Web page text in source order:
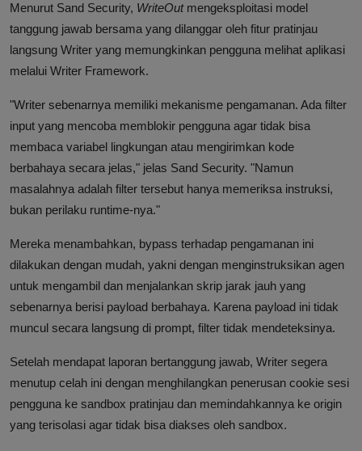
Menurut Sand Security, WriteOutmengeksploitasi model
tanggung jawab bersama yang dilanggar oleh fitur pratinjau
langsung Writer yang memungkinkan pengguna melihat aplikasi
melalui Writer Framework.
"Writer sebenarnya memiliki mekanisme pengamanan. Ada filter
input yang mencoba memblokir pengguna agar tidak bisa
membaca variabel lingkungan atau mengirimkan kode
berbahaya secara jelas," jelas Sand Security. "Namun
masalahnya adalah filter tersebut hanya memeriksa instruksi,
bukan perilaku runtime-nya."
Mereka menambahkan, bypass terhadap pengamanan ini
dilakukan dengan mudah, yakni dengan menginstruksikan agen
untuk mengambil dan menjalankan skrip jarak jauh yang
sebenarnya berisi payload berbahaya. Karena payload ini tidak
muncul secara langsung di prompt, filter tidak mendeteksinya.
Setelah mendapat laporan bertanggung jawab, Writer segera
menutup celah ini dengan menghilangkan penerusan cookie sesi
pengguna ke sandbox pratinjau dan memindahkannya ke origin
yang terisolasi agar tidak bisa diakses oleh sandbox.